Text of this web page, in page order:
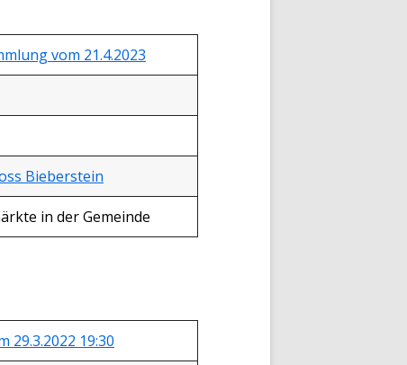
vom 21.4.2023
Bieberstein
in der Gemeinde
29.3.2022 19:30